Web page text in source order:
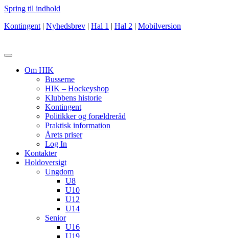
Spring til indhold
Kontingent | Nyhedsbrev | Hal 1 | Hal 2 | Mobilversion
Om HIK
Busserne
HIK – Hockeyshop
Klubbens historie
Kontingent
Politikker og forældreråd
Praktisk information
Årets priser
Log In
Kontakter
Holdoversigt
Ungdom
U8
U10
U12
U14
Senior
U16
U19